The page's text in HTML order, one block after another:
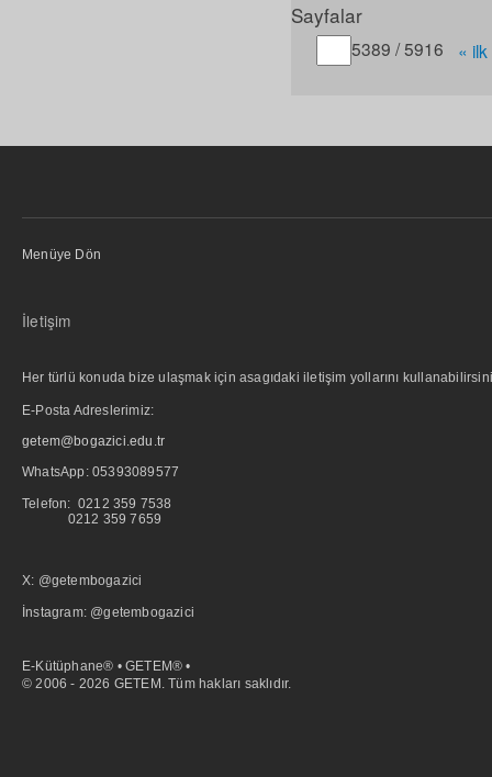
Sayfalar
Gitmek istediğiniz
5389 / 5916 « ilk
Menüye Dön
İletişim
Her türlü konuda bize ulaşmak için asagıdaki iletişim yollarını
E-Posta Adreslerimiz:
getem@bogazici.edu.tr
WhatsApp: 05393089577
Telefon: 0212 359 7538
0212 359 7659
X: @getembogazici
İnstagram: @getembogazici
E-Kütüphane® • GETEM® •
© 2006 - 2026 GETEM. Tüm hakları saklıdır.